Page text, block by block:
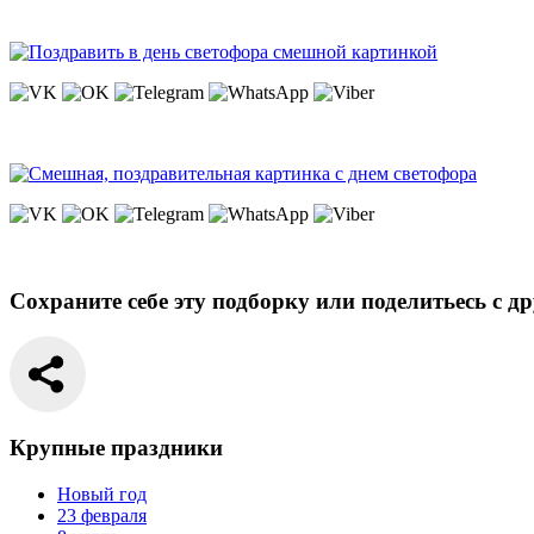
Сохраните себе эту подборку или поделитьесь с
Крупные праздники
Новый год
23 февраля